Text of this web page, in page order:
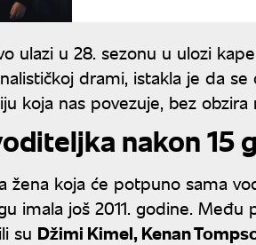
ulazi u 28. sezonu u ulozi
drami, istakla je da
koja nas povezuje, bez
nakon 15
žena koja će potpuno sama
imala još 2011. godine.
su Džimi Kimel, Kenan